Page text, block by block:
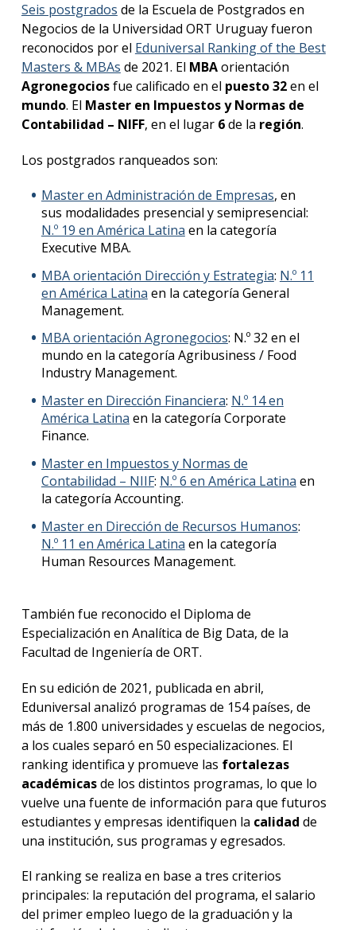
de la
Seis postgrados de la Escuela de Postgrados en
Negocios de la Universidad ORT Uruguay fueron
reconocidos por el Eduniversal Ranking of the Best
Masters & MBAs de 2021. El MBAorientación
Agronegociosfue calificado en el puesto 32en el
mundo. El Master en Impuestos y Normas de
Contabilidad – NIFF, en el lugar 6de la región.
Los postgrados ranqueados son:
Master en Administración de Empresas, en
sus modalidades presencial y semipresencial:
N.º 19 en América Latina en la categoría
Executive MBA.
MBA orientación Dirección y Estrategia: N.º 11
en América Latina en la categoría General
Management.
MBA orientación Agronegocios: N.º 32 en el
mundo en la categoría Agribusiness / Food
Industry Management.
Master en Dirección Financiera: N.º 14 en
América Latina en la categoría Corporate
Finance.
Master en Impuestos y Normas de
Contabilidad – NIIF: N.º 6 en América Latina en
la categoría Accounting.
Master en Dirección de Recursos Humanos:
N.º 11 en América Latina en la categoría
Human Resources Management.
También fue reconocido el Diploma de
Especialización en Analítica de Big Data, de la
Facultad de Ingeniería de ORT.
En su edición de 2021, publicada en abril,
Eduniversal analizó programas de 154 países, de
más de 1.800 universidades y escuelas de negocios,
a los cuales separó en 50 especializaciones. El
ranking identifica y promueve las fortalezas
académicasde los distintos programas, lo que lo
vuelve una fuente de información para que futuros
estudiantes y empresas identifiquen la calidad de
una institución, sus programas y egresados.
El ranking se realiza en base a tres criterios
principales: la reputación del programa, el salario
del primer empleo luego de la graduación y la